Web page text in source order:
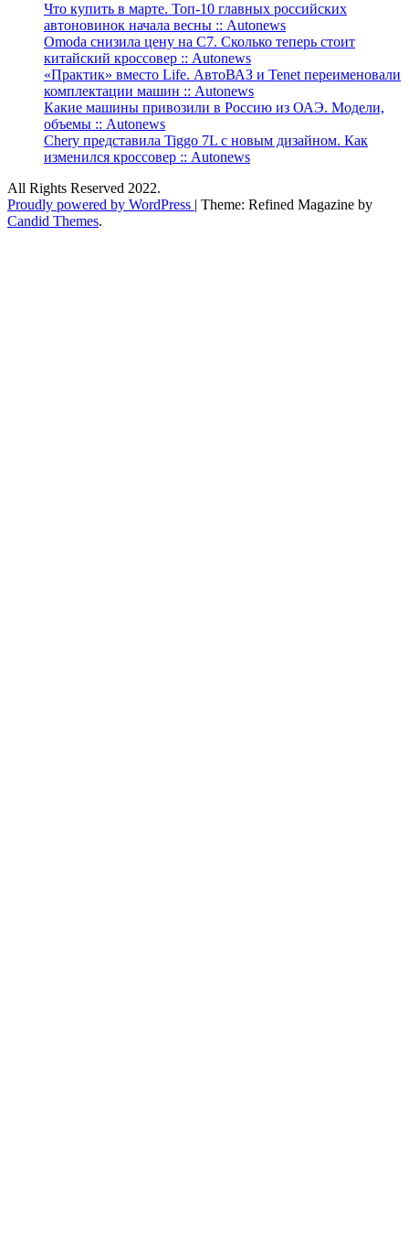
Что купить в марте. Топ-10 главных российских
автоновинок начала весны :: Autonews
Omoda снизила цену на C7. Сколько теперь стоит
китайский кроссовер :: Autonews
«Практик» вместо Life. АвтоВАЗ и Tenet переименовали
комплектации машин :: Autonews
Какие машины привозили в Россию из ОАЭ. Модели,
объемы :: Autonews
Chery представила Tiggo 7L с новым дизайном. Как
изменился кроссовер :: Autonews
All Rights Reserved 2022.
Proudly powered by WordPress
Theme: Refined Magazine by
Candid Themes.